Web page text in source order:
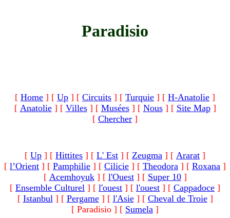
Paradisio
[ Home ] [ Up ] [ Circuits ] [ Turquie ] [ H-Anatolie ]
[ Anatolie] [ Villes] [ Musées] [ Nous] [ Site Map]
[ Chercher ]
[ Up ] [ Hittites ] [ L' Est ] [ Zeugma ] [ Ararat ]
[ l’Orient ] [ Pamphilie ] [ Cilicie ] [ Theodora ] [ Roxana ]
[ Acemhoyuk] [ l'Ouest] [ Super 10]
[ Ensemble Culturel ] [ l'ouest ] [ l'ouest ] [ Cappadoce ]
[ Istanbul] [ Pergame] [ l'Asie] [ Cheval de Troie]
[ Paradisio ] [ Sumela ]